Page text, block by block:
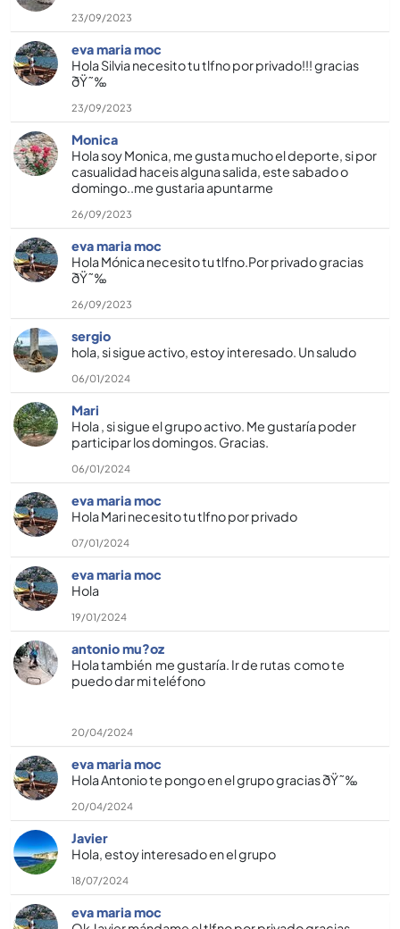
23/09/2023
eva maria moc
Hola Silvia necesito tu tlfno por privado!!! gracias
ðŸ˜‰
23/09/2023
Monica
Hola soy Monica, me gusta mucho el deporte, si por
casualidad haceis alguna salida, este sabado o
domingo..me gustaria apuntarme
26/09/2023
eva maria moc
Hola Mónica necesito tu tlfno.Por privado gracias
ðŸ˜‰
26/09/2023
sergio
hola, si sigue activo, estoy interesado. Un saludo
06/01/2024
Mari
Hola , si sigue el grupo activo. Me gustarí­a poder
participar los domingos. Gracias.
06/01/2024
eva maria moc
Hola Mari necesito tu tlfno por privado
07/01/2024
eva maria moc
Hola
19/01/2024
antonio mu?oz
Hola también me gustarí­a. Ir de rutas como te
puedo dar mi teléfono
20/04/2024
eva maria moc
Hola Antonio te pongo en el grupo gracias ðŸ˜‰
20/04/2024
Javier
Hola, estoy interesado en el grupo
18/07/2024
eva maria moc